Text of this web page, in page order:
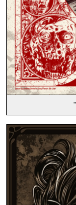
"